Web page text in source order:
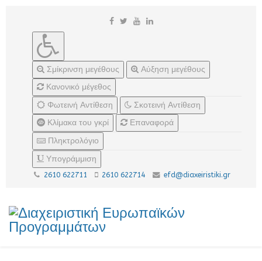
Σμίκρινση μεγέθους
Αύξηση μεγέθους
Κανονικό μέγεθος
Φωτεινή Αντίθεση
Σκοτεινή Αντίθεση
Κλίμακα του γκρί
Επαναφορά
Πληκτρολόγιο
Υπογράμμιση
2610 622711 2610 622714 efd@diaxeiristiki.gr